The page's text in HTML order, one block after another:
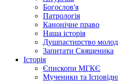
Богослов'я
Патрологія
Канонічне право
Наша історія
Душпастирство
Запитати Священика
Історія
Єпископи МГКЄ
Мученики та